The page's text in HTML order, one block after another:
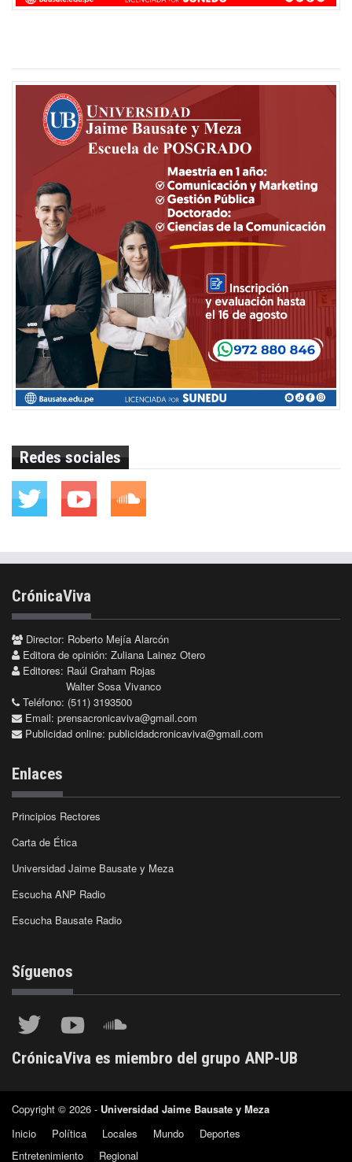
Redes sociales
CrónicaViva
Director: Roberto Mejía Alarcón
Editora de opinión: Zuliana Lainez Otero
Editores: Raúl Graham Rojas
Walter Sosa Vivanco
Teléfono: (511) 3193500
Email: prensacronicaviva@gmail.com
Publicidad online: publicidadcronicaviva@gmail.com
Enlaces
Principios Rectores
Carta de Ética
Universidad Jaime Bausate y Meza
Escucha ANP Radio
Escucha Bausate Radio
Síguenos
CrónicaViva es miembro del grupo ANP-UB
Copyright © 2026 - Universidad Jaime Bausate y Meza
Inicio
Política Locales Mundo
Deportes
Entretenimiento
Regional